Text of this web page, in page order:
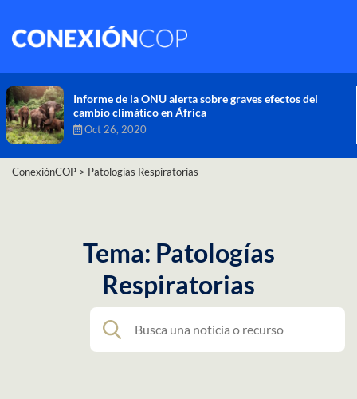
Comisión de Alto Nivel de Cambio Climático aprueba
nueva ambición climática del Perú
Dic 16, 2020
ConexiónCOP > Patologías Respiratorias
Tema: Patologías
Respiratorias